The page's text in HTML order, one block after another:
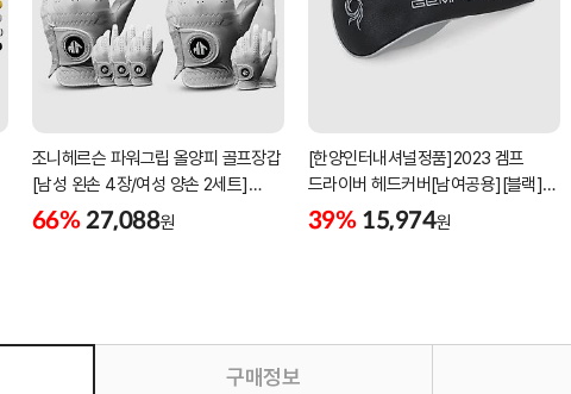
조니헤르슨 파워그립 올양피 골프장갑
[남성 왼손 4장/여성 양손 2세트]
[화이트][케이스포함]
66% 27,088원
[한양인터내셔널정품]2023 겜프
드라이버 헤드커버[남여공용][블랙]
[HD-302]
39% 15,974원
구매정보